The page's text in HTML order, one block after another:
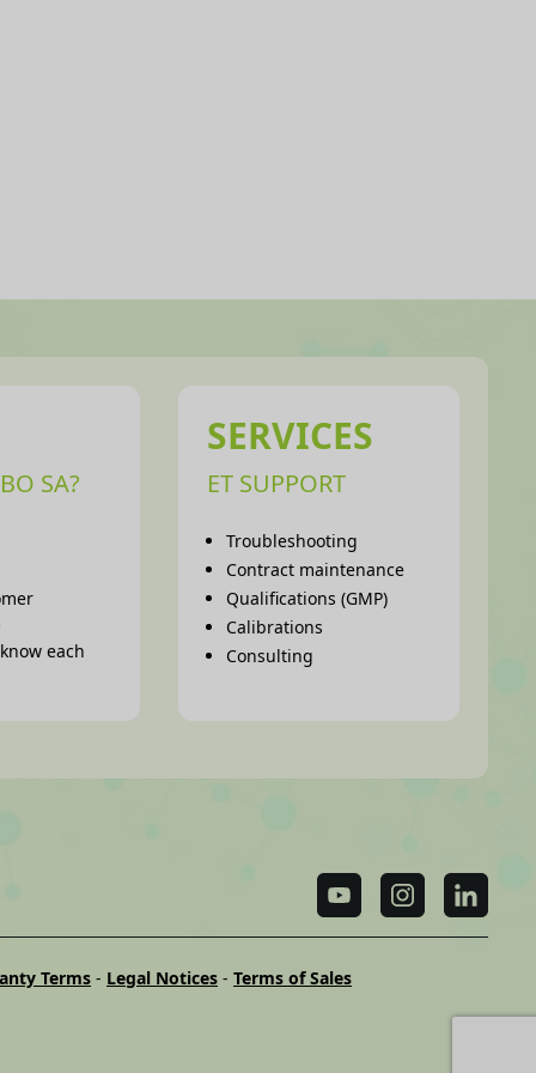
SA?
each
SERVICES
ET SUPPORT
Troubleshooting
Contract maintenance
Qualifications (GMP)
Calibrations
Consulting
Terms - Legal Notices - Terms of Sales